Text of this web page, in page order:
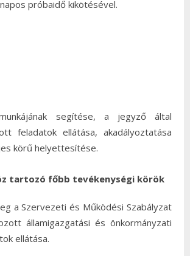
próbaidő kikötésével.
segítése, a jegyző által
feladatok ellátása, akadályoztatása
körű helyettesítése.
tartozó főbb tevékenységi körök
a Szervezeti és Működési Szabályzat
államigazgatási és önkormányzati
ellátása.